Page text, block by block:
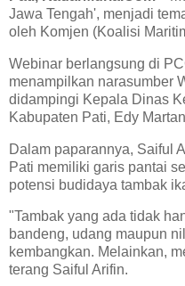
Jawa Tengah', menjadi
oleh Komjen (Koalisi
Webinar berlangsung di
menampilkan narasumber
didampingi Kepala Dinas
Kabupaten Pati, Edy
Dalam paparannya, Saiful
Pati memiliki garis pantai
potensi budidaya tambak
"Tambak yang ada tidak
bandeng, udang maupun
kembangkan. Melainkan,
terang Saiful Arifin.